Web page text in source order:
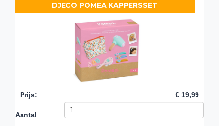
DJECO POMEA KAPPERSSET
Prijs: € 19,99
Aantal